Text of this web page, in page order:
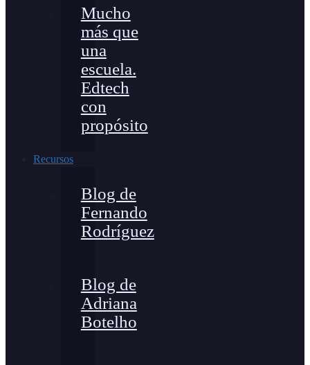
Mucho
más que
una
escuela.
Edtech
con
propósito
Recursos
Blog de
Fernando
Rodríguez
Blog de
Adriana
Botelho